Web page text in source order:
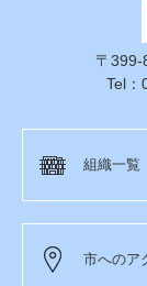
〒
Tel
組織一覧
市へのア